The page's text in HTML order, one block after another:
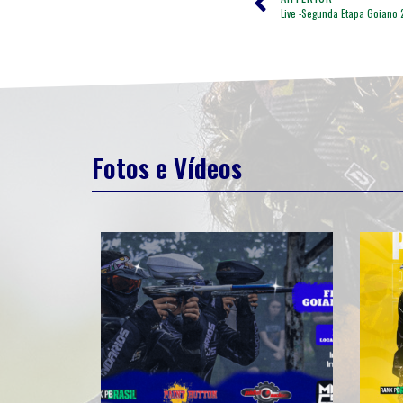
Live -Segunda Etapa Goiano
Fotos e Vídeos